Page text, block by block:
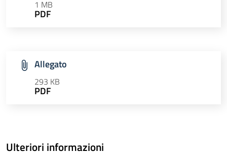
1 MB
PDF
Allegato
293 KB
PDF
Ulteriori informazioni